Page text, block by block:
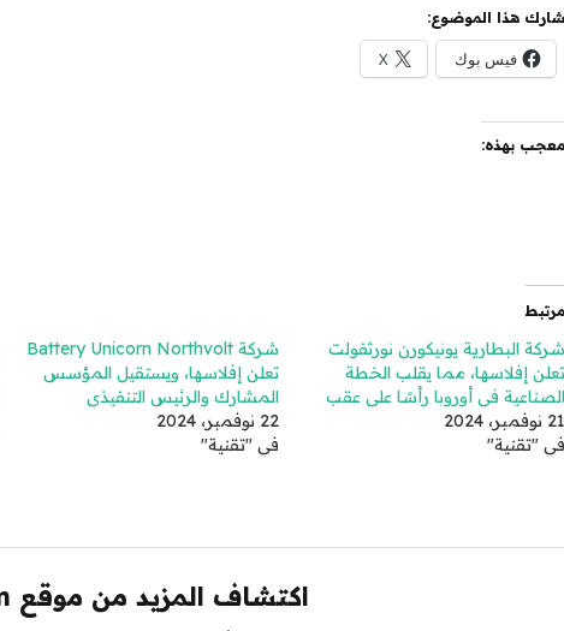
شارك هذا الموضوع:
فيس بوك X
معجب بهذه:
مرتبط
شركة البطارية يونيكورن نورثفولت
تعلن إفلاسها، مما يقلب الخطة
الصناعية في أوروبا رأسًا على عقب
21 نوفمبر، 2024
في "تقنية"
شركة Battery Unicorn Northvolt
تعلن إفلاسها، ويستقيل المؤسس
المشارك والرئيس التنفيذي
22 نوفمبر، 2024
في "تقنية"
اكتشاف المزيد من موقع fffm